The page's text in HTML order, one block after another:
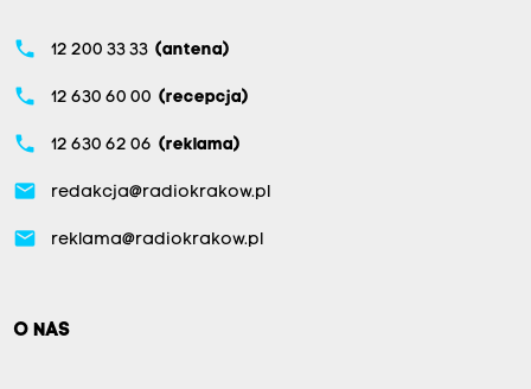
phone 12 200 33 33 (antena)
phone 12 630 60 00 (recepcja)
phone 12 630 62 06 (reklama)
email redakcja@radiokrakow.pl
email reklama@radiokrakow.pl
O NAS